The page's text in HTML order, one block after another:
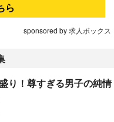
ら
sponsored by 求人ボックス
り！尊すぎる男子の純情